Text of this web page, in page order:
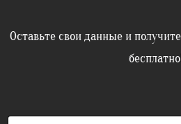
Оставьте свои данные и